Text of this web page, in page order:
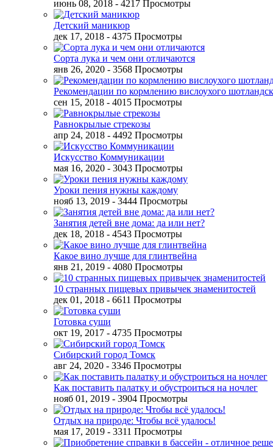
июнь 08, 2018 - 4217 Просмотры
Детский маникюр
дек 17, 2018 - 4375 Просмотры
Сорта лука и чем они отличаются
янв 26, 2020 - 3568 Просмотры
Рекомендации по кормлению вислоухого
сен 15, 2018 - 4015 Просмотры
Равнокрылые стрекозы
апр 24, 2018 - 4492 Просмотры
Искусство Коммуникации
мая 16, 2020 - 3043 Просмотры
Уроки пения нужны каждому
нояб 13, 2019 - 3444 Просмотры
Занятия детей вне дома: да или нет?
дек 18, 2018 - 4543 Просмотры
Какое вино лучше для глинтвейна
янв 21, 2019 - 4080 Просмотры
10 странных пищевых привычек знаменитостей
дек 01, 2018 - 6611 Просмотры
Готовка суши
окт 19, 2017 - 4735 Просмотры
Сибирский город Томск
авг 24, 2020 - 3346 Просмотры
Как поставить палатку и обустроиться на ночлег
нояб 01, 2019 - 3904 Просмотры
Отдых на природе: Чтобы всё удалось!
мая 17, 2019 - 3311 Просмотры